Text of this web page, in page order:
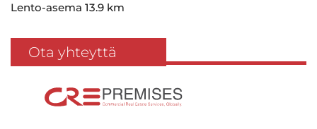
Lento-asema 13.9 km
Ota yhteyttä